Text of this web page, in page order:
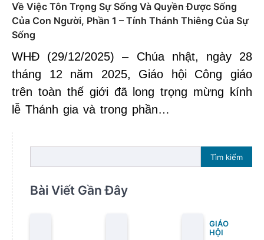
Về Việc Tôn Trọng Sự Sống Và Quyền Được Sống
Của Con Người, Phần 1 – Tính Thánh Thiêng Của Sự
Sống
WHĐ (29/12/2025) – Chúa nhật, ngày 28
tháng 12 năm 2025, Giáo hội Công giáo
trên toàn thế giới đã long trọng mừng kính
lễ Thánh gia và trong phần…
Tìm kiếm
Bài Viết Gần Đây
GIÁO
HỘI